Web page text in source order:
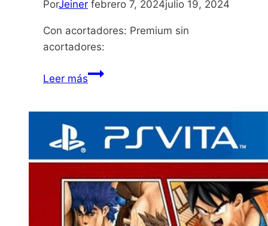
PorJeiner febrero 7, 2024julio 19, 2024
Con acortadores: Premium sin
acortadores:
Leer másFIFA